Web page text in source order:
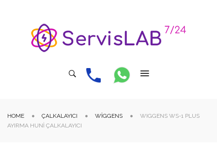
HOME ÇALKALAYICI WIGGENS
WIGGENS WS-1 PLUS
AYIRMA HUNI ÇALKALAYICI